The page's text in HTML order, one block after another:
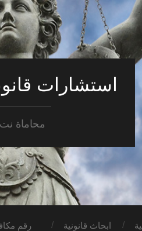
استشارات
محاماة نت
ابحاث قانونية رقم